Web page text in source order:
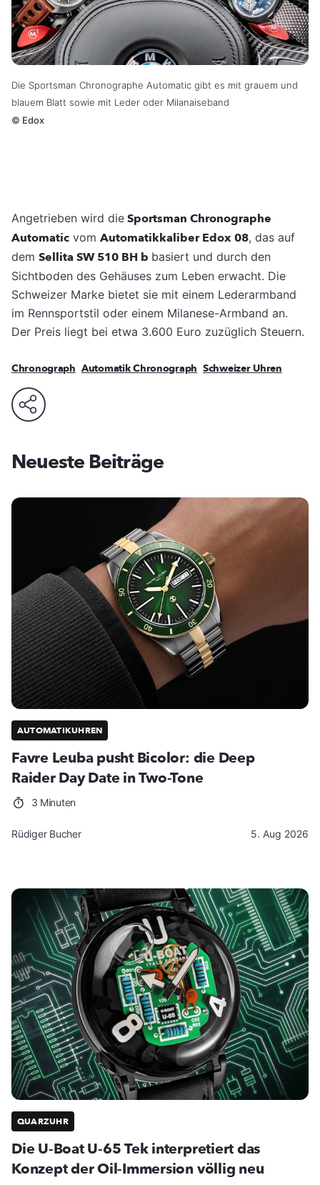
Die Sportsman Chronographe Automatic gibt es mit grauem und
blauem Blatt sowie mit Leder oder Milanaiseband
© Edox
Angetrieben wird die Sportsman Chronographe
Automatic vom Automatikkaliber Edox 08, das auf
dem Sellita SW 510 BH b basiert und durch den
Sichtboden des Gehäuses zum Leben erwacht. Die
Schweizer Marke bietet sie mit einem Lederarmband
im Rennsportstil oder einem Milanese-Armband an.
Der Preis liegt bei etwa 3.600 Euro zuzüglich Steuern.
Chronograph Automatik Chronograph Schweizer Uhren
Neueste Beiträge
AUTOMATIKUHREN
Favre Leuba pusht Bicolor: die Deep
Raider Day Date in Two-Tone
3 Minuten
Rüdiger Bucher 5. Aug 2026
QUARZUHR
Die U-Boat U-65 Tek interpretiert das
Konzept der Oil-Immersion völlig neu